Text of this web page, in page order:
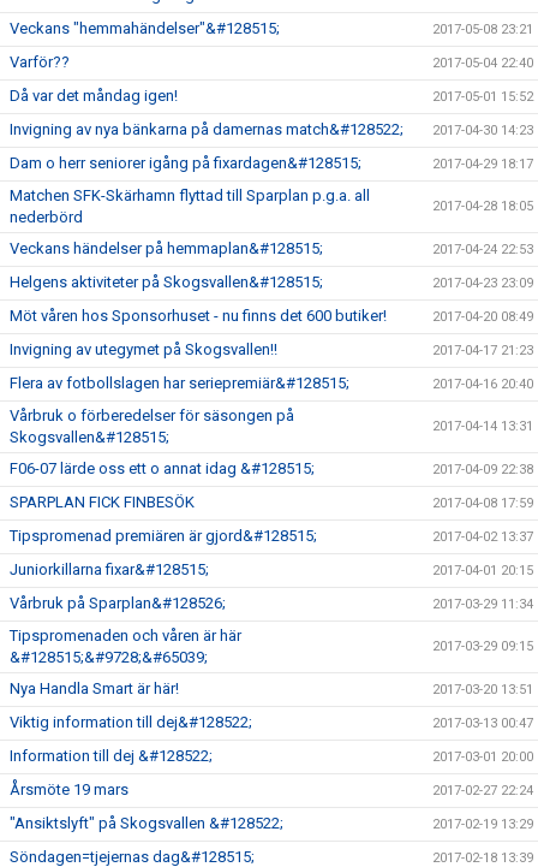
Veckans "hemmahändelser"&#128515; 2017-05-08 23:21
Varför?? 2017-05-04 22:40
Då var det måndag igen! 2017-05-01 15:52
Invigning av nya bänkarna på damernas match&#128522; 2017-04-30 14:23
Dam o herr seniorer igång på fixardagen&#128515; 2017-04-29 18:17
Matchen SFK-Skärhamn flyttad till Sparplan p.g.a. all
nederbörd
2017-04-28 18:05
Veckans händelser på hemmaplan&#128515; 2017-04-24 22:53
Helgens aktiviteter på Skogsvallen&#128515; 2017-04-23 23:09
Möt våren hos Sponsorhuset - nu finns det 600 butiker! 2017-04-20 08:49
Invigning av utegymet på Skogsvallen!! 2017-04-17 21:23
Flera av fotbollslagen har seriepremiär&#128515; 2017-04-16 20:40
Vårbruk o förberedelser för säsongen på
Skogsvallen&#128515;
2017-04-14 13:31
F06-07 lärde oss ett o annat idag &#128515; 2017-04-09 22:38
SPARPLAN FICK FINBESÖK 2017-04-08 17:59
Tipspromenad premiären är gjord&#128515; 2017-04-02 13:37
Juniorkillarna fixar&#128515; 2017-04-01 20:15
Vårbruk på Sparplan&#128526; 2017-03-29 11:34
Tipspromenaden och våren är här
&#128515;&#9728;&#65039;
2017-03-29 09:15
Nya Handla Smart är här! 2017-03-20 13:51
Viktig information till dej&#128522; 2017-03-13 00:47
Information till dej &#128522; 2017-03-01 20:00
Årsmöte 19 mars 2017-02-27 22:24
"Ansiktslyft" på Skogsvallen &#128522; 2017-02-19 13:29
Söndagen=tjejernas dag&#128515; 2017-02-18 13:39